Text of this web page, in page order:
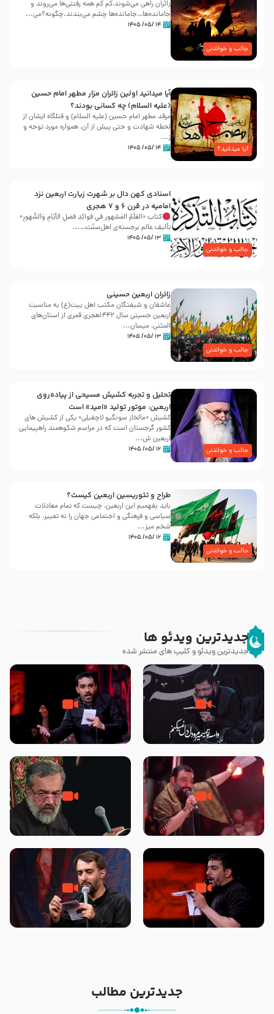
جالب و خواندنی
زائران راهی می‌شوند،کم‌ کم همه رفتنی‌ها می‌روند و
جامانده‌ها…جامانده‌ها چشم می‌بندند.چگونه؟می‌...
۱۴ /۰۵/ ۱۴۰۵
آیا میدانید؟
آیا میدانید اولین زائران مزار مطهر امام حسین
(علیه السلام) چه کسانی بودند؟
مرقد مطهر امام حسین (علیه السلام) و قتلگاه ایشان از
لحظه شهادت و حتی پیش از آن، همواره مورد توجه و
ز...
۱۴ /۰۵/ ۱۴۰۵
جالب و خواندنی
اسنادی کهن دال بر شهرت زیارت اربعین نزد
امامیه در قرن ۶ و ۷ هجری
کتاب «العَلَمُ المَشهور في فَوائِدِ فَضلِ الأيّامِ وَالشُّهورِ»
تألیف عالم برجسته‌ی اهل‌سنّت…...
۱۳ /۰۵/ ۱۴۰۵
جالب و خواندنی
زائران اربعین حسینی
عاشقان و شیفتگان مکتب اهل بیت(ع) به مناسبت
اربعین حسینی سال ۱۴۴۲هجری قمری از استان‌های
المثنی، میسان...
۱۳ /۰۵/ ۱۴۰۵
جالب و خواندنی
تحلیل و تجربه کشیش مسیحی از پیاده‌روی
اربعین: موتور تولید «امید» است
کشیش «مالخاز سونگیو لاچفیلی» یکی از کشیش های
کشور گرجستان است که در مراسم شکوهمند راهپیمایی
اربعین ش...
۱۲ /۰۵/ ۱۴۰۵
جالب و خواندنی
طراح و تئوریسین اربعین کیست؟
باید بفهمیم این اربعین، چیست که تمام معادلات
سیاسی و فرهنگی و اجتماعی جهان را نه تغییر، بلکه
شخم میز...
۱۲ /۰۵/ ۱۴۰۵
جدیدترین ویدئو ها
جدیدترین ویدئو و کلیپ های منتشر شده
مصداق کربلا – حاج حسین سیب
سرخی
شور ، حسینا! به‌ حق زهرا «أُنْظُرْ
إِلَینا» – عزاداری شب هفتم ماه
جانا جانا ابی عبدالله – کربلایی جواد
مقدم – شب هشتم محرم 1448 –
مادر منم مثل تو خمیدم – حاج
محمود کریمی – شهادت حضرت
هیئت رایة العباس علیه السلام
تک ، عبّاس، صاحب دل‌هاست –
حاج حنیف طاهری – عزاداری شب
من غلام نوکراتم من عاشق کربلاتم
– شور زمینه – شب هفتم – محرم
جدیدترین مطالب